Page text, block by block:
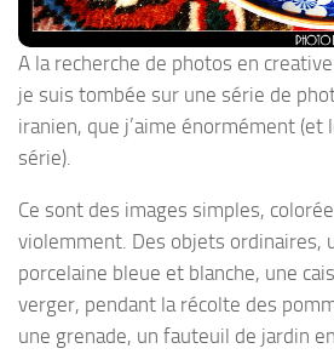
A la recherche de photos en
je suis tombée sur une série de
iranien, que j’aime énormément (et
série).
Ce sont des images simples,
violemment. Des objets ordinaires,
porcelaine bleue et blanche, une
verger, pendant la récolte des
une grenade, un fauteuil de jardin